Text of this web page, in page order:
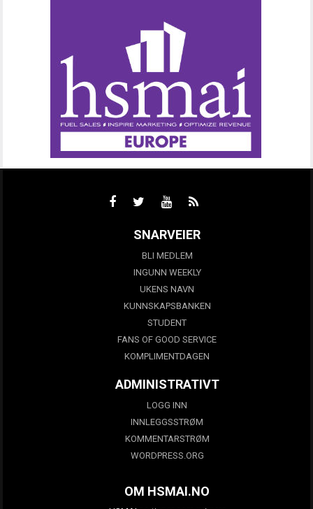
SNARVEIER
BLI MEDLEM
INGUNN WEEKLY
UKENS NAVN
KUNNSKAPSBANKEN
STUDENT
FANS OF GOOD SERVICE
KOMPLIMENTDAGEN
ADMINISTRATIVT
LOGG INN
INNLEGGSSTRØM
KOMMENTARSTRØM
WORDPRESS.ORG
OM HSMAI.NO